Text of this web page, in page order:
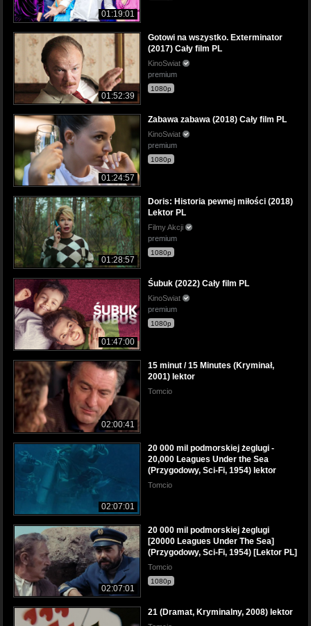
01:19:01
01:52:39
Gotowi na wszystko. Exterminator
(2017) Cały film PL
KinoSwiat
premium
1080p
01:24:57
Zabawa zabawa (2018) Cały film PL
KinoSwiat
premium
1080p
01:28:57
Doris: Historia pewnej miłości (2018)
Lektor PL
Filmy Akcji
premium
1080p
01:47:00
Śubuk (2022) Cały film PL
KinoSwiat
premium
1080p
02:00:41
15 minut / 15 Minutes (Kryminał,
2001) lektor
Tomcio
02:07:01
20 000 mil podmorskiej żeglugi -
20,000 Leagues Under the Sea
(Przygodowy, Sci-Fi, 1954) lektor
Tomcio
02:07:01
20 000 mil podmorskiej żeglugi
[20000 Leagues Under The Sea]
(Przygodowy, Sci-Fi, 1954) [Lektor PL]
Tomcio
1080p
21 (Dramat, Kryminalny, 2008) lektor